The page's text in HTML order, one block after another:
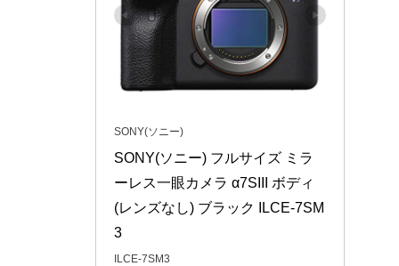
SONY(ソニー)
SONY(ソニー) フルサイズ ミラ
ーレス一眼カメラ α7SIII ボディ
(レンズなし) ブラック ILCE-7SM
3
ILCE-7SM3